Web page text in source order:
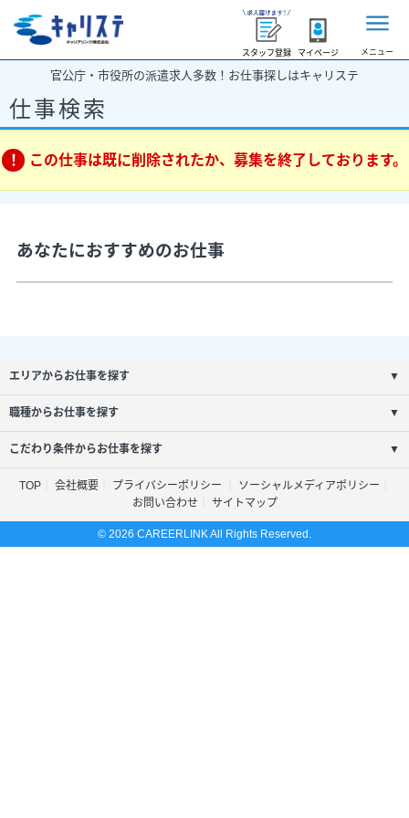
スタッフ登録 マイページ メニュー
官公庁・市役所の派遣求人多数！お仕事探しはキャリステ
仕事検索
この仕事は既に削除されたか、募集を終了しております。
あなたにおすすめのお仕事
エリアからお仕事を探す ▼
職種からお仕事を探す ▼
こだわり条件からお仕事を探す ▼
TOP 会社概要 プライバシーポリシー
ソーシャルメディアポリシー
お問い合わせ
サイトマップ
© 2026 CAREERLINK All Rights Reserved.